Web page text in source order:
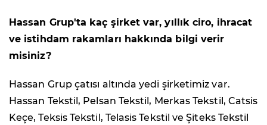
Hassan Grup'ta kaç şirket var, yıllık ciro, ihracat
ve istihdam rakamları hakkında bilgi verir
misiniz?
Hassan Grup çatısı altında yedi şirketimiz var.
Hassan Tekstil, Pelsan Tekstil, Merkas Tekstil, Catsis
Keçe, Teksis Tekstil, Telasis Tekstil ve Şiteks Tekstil